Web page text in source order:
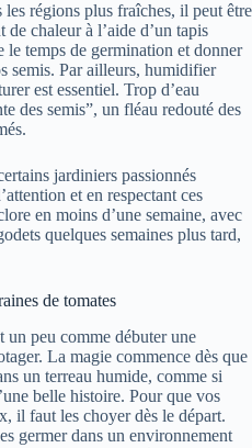
régions plus fraîches, il peut être
chaleur à l’aide d’un tapis
le temps de germination et donner
semis. Par ailleurs, humidifier
est essentiel. Trop d’eau
des semis”, un fléau redouté des
jardiniers passionnés
et en respectant ces
en moins d’une semaine, avec
quelques semaines plus tard,
de tomates
un peu comme débuter une
La magie commence dès que
un terreau humide, comme si
belle histoire. Pour que vos
il faut les choyer dès le départ.
germer dans un environnement